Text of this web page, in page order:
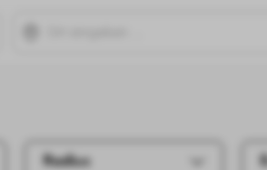
Radius